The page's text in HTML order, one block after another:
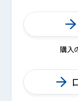
購入